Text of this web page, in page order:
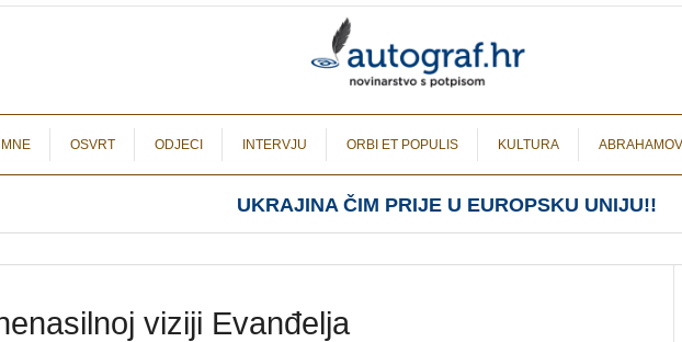
OSVRT ODJECI INTERVJU ORBI ET POPULIS KULTURA
UKRAJINA ČIM PRIJE U EUROPSKU UNIJU!!
viziji Evanđelja